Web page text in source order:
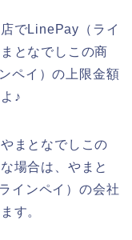
でLinePay（ライ
となでしこの商
ペイ）の上限金額
♪
まとなでしこの
場合は、やまと
インペイ）の会社
す。